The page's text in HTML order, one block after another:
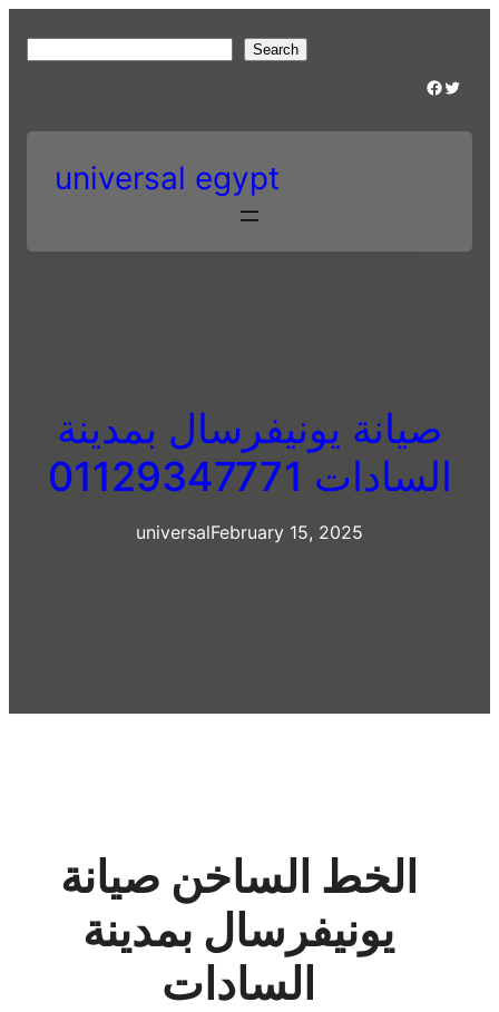
r
Search
Facebook Twitter
universal egypt
صيانة يونيفرسال بمدينة
السادات 01129347771
universalFebruary 15, 2025
الخط الساخن صيانة
يونيفرسال بمدينة
السادات